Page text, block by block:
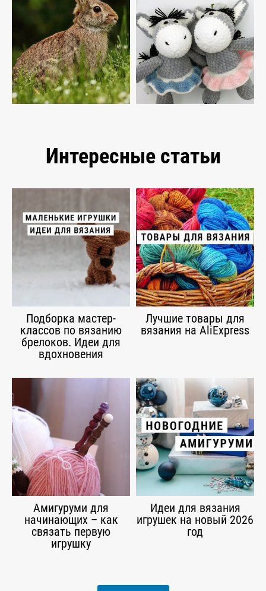
Интересные статьи
Подборка мастер-
классов по вязанию
брелоков. Идеи для
вдохновения
Лучшие товары для
вязания на AliExpress
Амигуруми для
начинающих – как
связать первую
игрушку
Идеи для вязания
игрушек на новый 2026
год